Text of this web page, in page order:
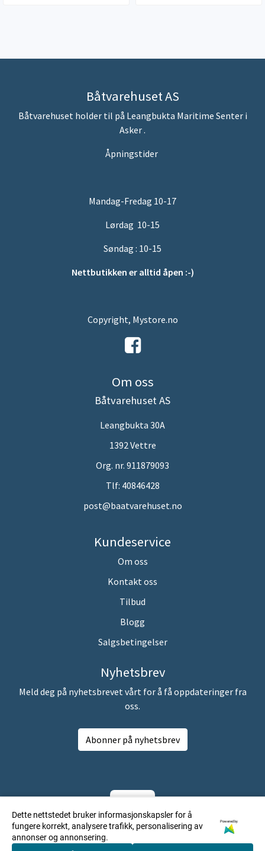
Båtvarehuset AS
Båtvarehuset holder til på Leangbukta Maritime Senter i
Asker .
Åpningstider
Mandag-Fredag 10-17
Lørdag 10-15
Søndag : 10-15
Nettbutikken er alltid åpen :-)
Copyright, Mystore.no
Om oss
Båtvarehuset AS
Leangbukta 30A
1392 Vettre
Org. nr. 911879093
Tlf: 40846428
post@baatvarehuset.no
Kundeservice
Om oss
Kontakt oss
Tilbud
Blogg
Salgsbetingelser
Nyhetsbrev
Meld deg på nyhetsbrevet vårt for å få oppdateringer fra
oss.
Abonner på nyhetsbrev
Dette nettstedet bruker informasjonskapsler for å
fungere korrekt, analysere trafikk, personalisering av
annonser og annonsering.
Powered by